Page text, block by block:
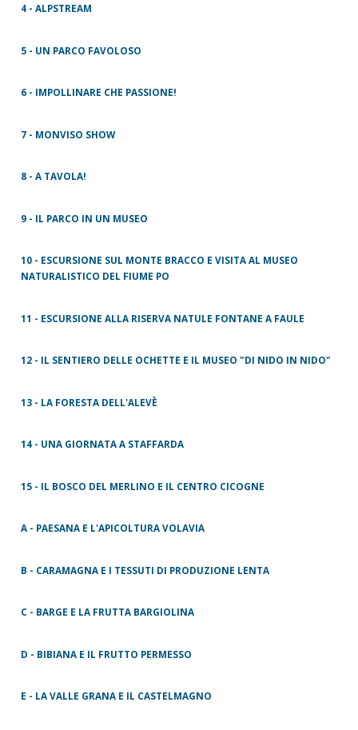
4 - ALPSTREAM
5 - UN PARCO FAVOLOSO
6 - IMPOLLINARE CHE PASSIONE!
7 - MONVISO SHOW
8 - A TAVOLA!
9 - IL PARCO IN UN MUSEO
10 - ESCURSIONE SUL MONTE BRACCO E VISITA AL MUSEO
NATURALISTICO DEL FIUME PO
11 - ESCURSIONE ALLA RISERVA NATULE FONTANE A FAULE
12 - IL SENTIERO DELLE OCHETTE E IL MUSEO "DI NIDO IN NIDO"
13 - LA FORESTA DELL'ALEVÈ
14 - UNA GIORNATA A STAFFARDA
15 - IL BOSCO DEL MERLINO E IL CENTRO CICOGNE
A - PAESANA E L'APICOLTURA VOLAVIA
B - CARAMAGNA E I TESSUTI DI PRODUZIONE LENTA
C - BARGE E LA FRUTTA BARGIOLINA
D - BIBIANA E IL FRUTTO PERMESSO
E - LA VALLE GRANA E IL CASTELMAGNO